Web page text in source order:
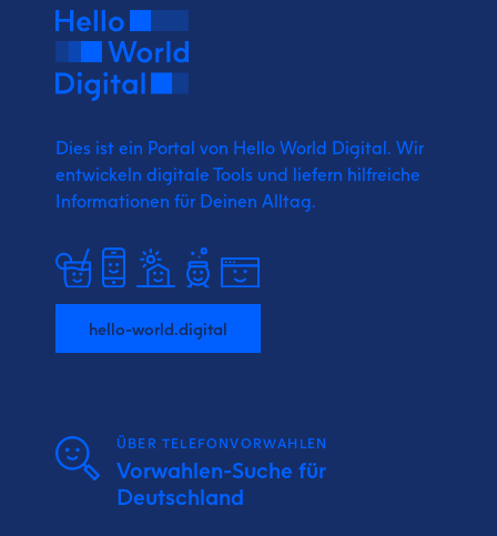
Dies ist ein Portal von Hello World Digital. Wir
entwickeln digitale Tools und liefern hilfreiche
Informationen für Deinen Alltag.
hello-world.digital
ÜBER TELEFONVORWAHLEN
Vorwahlen-Suche für
Deutschland